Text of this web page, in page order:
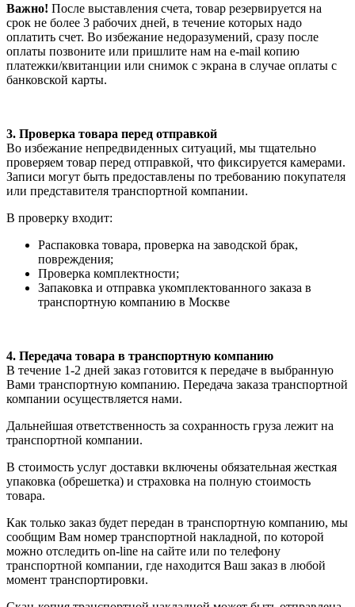
Важно! После выставления счета, товар резервируется на
срок не более 3 рабочих дней, в течение которых надо
оплатить счет. Во избежание недоразумений, сразу после
оплаты позвоните или пришлите нам на e-mail копию
платежки/квитанции или снимок с экрана в случае оплаты с
банковской карты.
3. Проверка товара перед отправкой
Во избежание непредвиденных ситуаций, мы тщательно
проверяем товар перед отправкой, что фиксируется камерами.
Записи могут быть предоставлены по требованию покупателя
или представителя транспортной компании.
В проверку входит:
Распаковка товара, проверка на заводской брак,
повреждения;
Проверка комплектности;
Запаковка и отправка укомплектованного заказа в
транспортную компанию в Москве
4. Передача товара в транспортную компанию
В течение 1-2 дней заказ готовится к передаче в выбранную
Вами транспортную компанию. Передача заказа транспортной
компании осуществляется нами.
Дальнейшая ответственность за сохранность груза лежит на
транспортной компании.
В стоимость услуг доставки включены обязательная жесткая
упаковка (обрешетка) и страховка на полную стоимость
товара.
Как только заказ будет передан в транспортную компанию, мы
сообщим Вам номер транспортной накладной, по которой
можно отследить on-line на сайте или по телефону
транспортной компании, где находится Ваш заказ в любой
момент транспортировки.